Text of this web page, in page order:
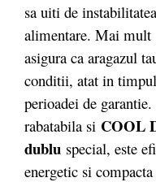
sa uiti de
alimentare. Mai mult
asigura ca aragazul
conditii, atat in
perioadei de
rabatabila si COOL
dublu special, este
energetic si